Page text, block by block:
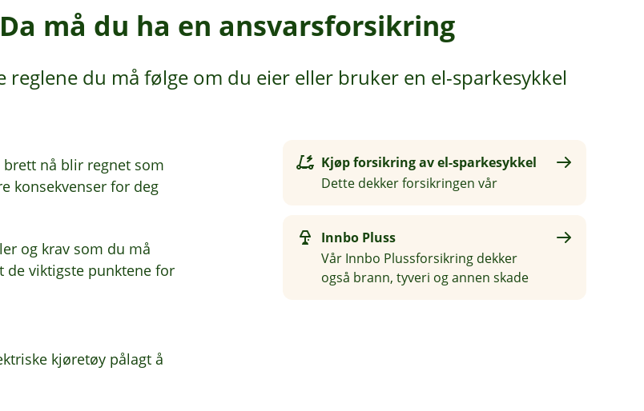
må du ha en ansvarsforsikring
du må følge om du eier eller bruker en el-sparkesykkel
brett nå blir regnet som
konsekvenser for deg
og krav som du må
de viktigste punktene for
kjøretøy pålagt å
Kjøp forsikring av el-sparkesykkel
Dette dekker forsikringen vår
Innbo Pluss
Vår Innbo Plussforsikring dekker
også brann, tyveri og annen skade